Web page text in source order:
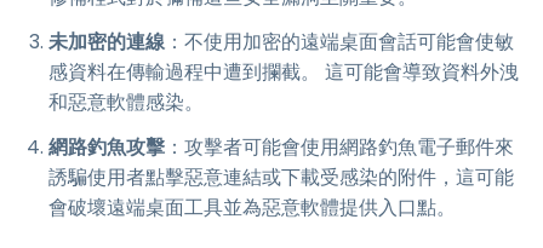
未加密的連線 ：不使用加密的遠端桌面會話可能會使敏
感資料在傳輸過程中遭到攔截。 這可能會導致資料外洩
和惡意軟體感染。
網路釣魚攻擊 ：攻擊者可能會使用網路釣魚電子郵件來
誘騙使用者點擊惡意連結或下載受感染的附件，這可能
會破壞遠端桌面工具並為惡意軟體提供入口點。